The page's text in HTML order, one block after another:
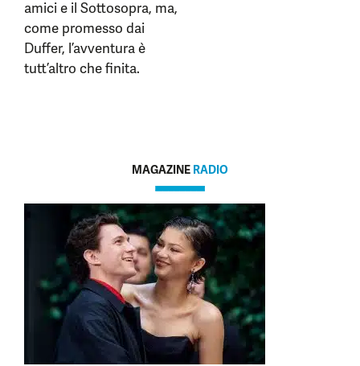
amici e il Sottosopra, ma,
come promesso dai
Duffer, l’avventura è
tutt’altro che finita.
MAGAZINE RADIO